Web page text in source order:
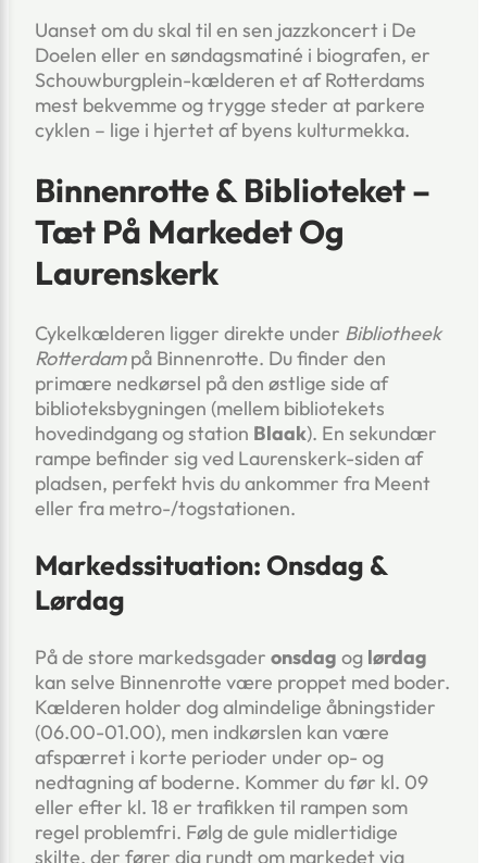
Uanset om du skal til en sen jazzkoncert i De
Doelen eller en søndagsmatiné i biografen, er
Schouwburgplein-kælderen et af Rotterdams
mest bekvemme og trygge steder at parkere
cyklen – lige i hjertet af byens kulturmekka.
Binnenrotte & Biblioteket –
Tæt På Markedet Og
Laurenskerk
Cykelkælderen ligger direkte under Bibliotheek
Rotterdampå Binnenrotte. Du finder den
primære nedkørsel på den østlige side af
biblioteksbygningen (mellem bibliotekets
hovedindgang og station Blaak). En sekundær
rampe befinder sig ved Laurenskerk-siden af
pladsen, perfekt hvis du ankommer fra Meent
eller fra metro-/togstationen.
Markedssituation: Onsdag &
Lørdag
På de store markedsgader onsdag og lørdag
kan selve Binnenrotte være proppet med boder.
Kælderen holder dog almindelige åbningstider
(06.00-01.00), men indkørslen kan være
afspærret i korte perioder under op- og
nedtagning af boderne. Kommer du før kl. 09
eller efter kl. 18 er trafikken til rampen som
regel problemfri. Følg de gule midlertidige
skilte, der fører dig rundt om markedet via